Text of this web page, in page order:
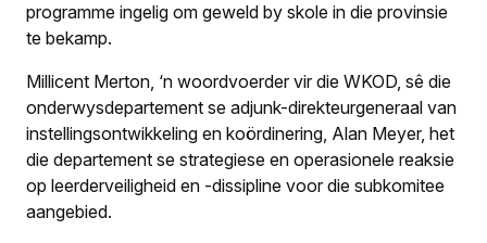
programme ingelig om geweld by skole in die provinsie
te bekamp.
Millicent Merton, ‘n woordvoerder vir die WKOD, sê die
onderwysdepartement se adjunk-direkteurgeneraal van
instellingsontwikkeling en koördinering, Alan Meyer, het
die departement se strategiese en operasionele reaksie
op leerderveiligheid en -dissipline voor die subkomitee
aangebied.